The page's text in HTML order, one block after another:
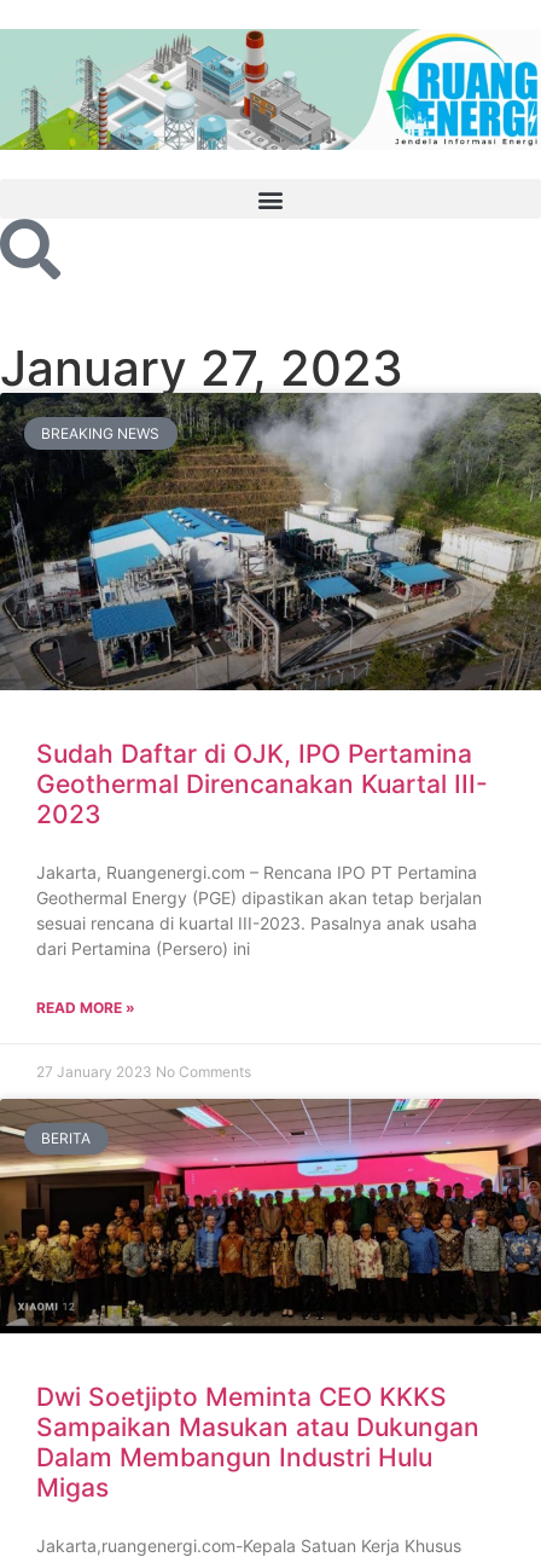
January 27, 2023
BREAKING NEWS
Sudah Daftar di OJK, IPO Pertamina
Geothermal Direncanakan Kuartal III-
2023
Jakarta, Ruangenergi.com – Rencana IPO PT Pertamina
Geothermal Energy (PGE) dipastikan akan tetap berjalan
sesuai rencana di kuartal III-2023. Pasalnya anak usaha
dari Pertamina (Persero) ini
READ MORE »
27 January 2023 No Comments
BERITA
Dwi Soetjipto Meminta CEO KKKS
Sampaikan Masukan atau Dukungan
Dalam Membangun Industri Hulu
Migas
Jakarta,ruangenergi.com-Kepala Satuan Kerja Khusus